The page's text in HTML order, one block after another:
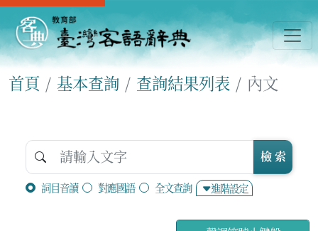
首頁 基本查詢 查詢結果列表 內文
詞目音讀 對應國語 全文查詢 進階設定
檢 索